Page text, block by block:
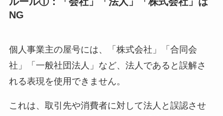
NG
個人事業主の屋号には、「株式会社」「合同会
社」「一般社団法人」など、法人であると誤解さ
れる表現を使用できません。
これは、取引先や消費者に対して法人と誤認させ